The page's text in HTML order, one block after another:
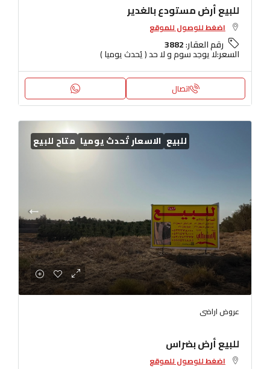
للبيع أرض مستودع بالغدير
اضغط للوصول للموقع
رقم العقار:3882
السعر:لا يوجد سوم و لا حد ( يُحدث يوميا )
اتصال
للبيع الاسعار تُحدث يوميا متاح للبيع
عروض اراضى
للبيع أرض بضراس
اضغط للوصول للموقع